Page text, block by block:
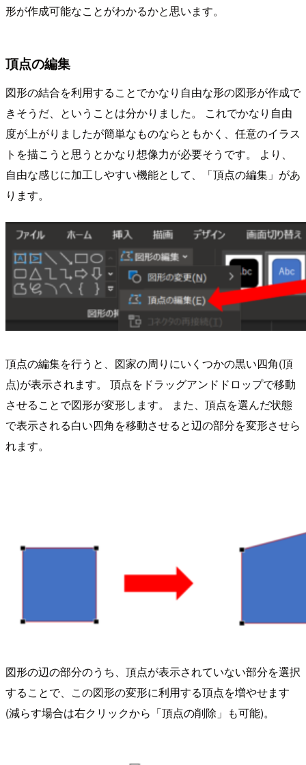
形が作成可能なことがわかるかと思います。
頂点の編集
図形の結合を利用することでかなり自由な形の図形が作成で
きそうだ、ということは分かりました。 これでかなり自由
度が上がりましたが簡単なものならともかく、任意のイラス
トを描こうと思うとかなり想像力が必要そうです。 より、
自由な感じに加工しやすい機能として、「頂点の編集」があ
ります。
頂点の編集を行うと、図家の周りにいくつかの黒い四角(頂
点)が表示されます。 頂点をドラッグアンドドロップで移動
させることで図形が変形します。 また、頂点を選んだ状態
で表示される白い四角を移動させると辺の部分を変形させら
れます。
図形の辺の部分のうち、頂点が表示されていない部分を選択
することで、この図形の変形に利用する頂点を増やせます
(減らす場合は右クリックから「頂点の削除」も可能)。